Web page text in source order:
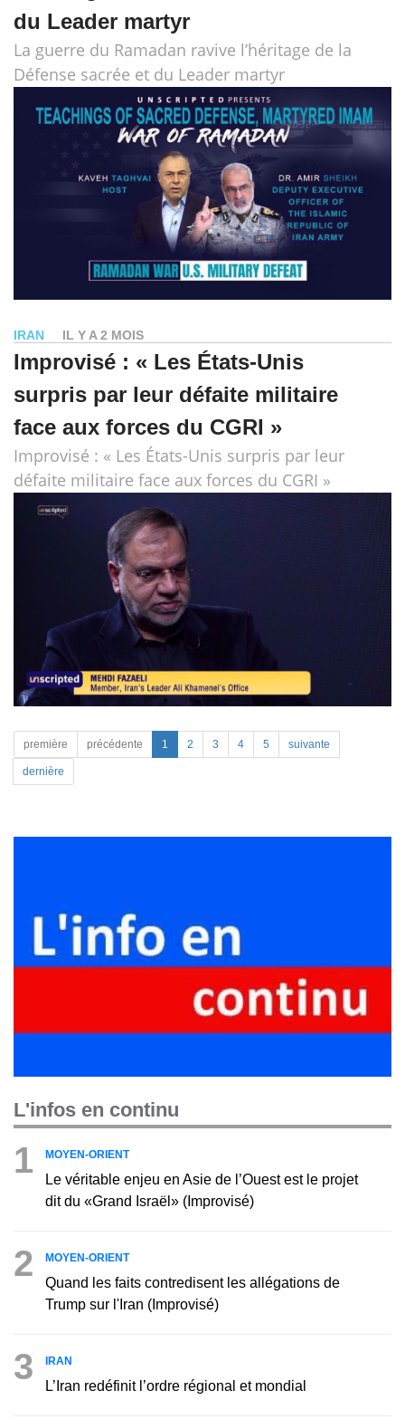
du Leader martyr
La guerre du Ramadan ravive l’héritage de la
Défense sacrée et du Leader martyr
IRAN IL Y A 2 MOIS
Improvisé : « Les États-Unis
surpris par leur défaite militaire
face aux forces du CGRI »
Improvisé : « Les États-Unis surpris par leur
défaite militaire face aux forces du CGRI »
première précédente 1 2 3 4 5 suivante
dernière
L'infos en continu
1 MOYEN-ORIENT
Le véritable enjeu en Asie de l’Ouest est le projet
dit du «Grand Israël» (Improvisé)
2 MOYEN-ORIENT
Quand les faits contredisent les allégations de
Trump sur l'Iran (Improvisé)
3 IRAN
L’Iran redéfinit l’ordre régional et mondial